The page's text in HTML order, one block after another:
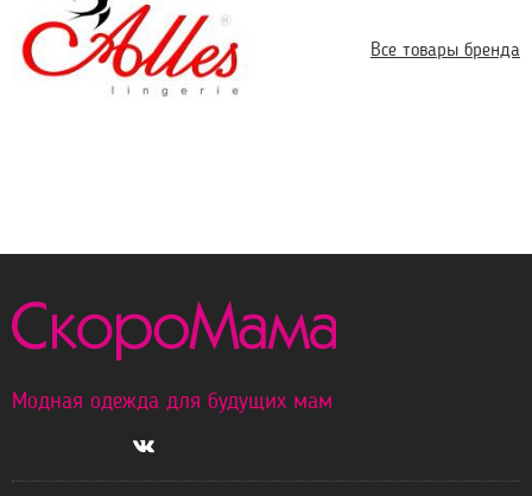
Все товары бренда
Модная одежда для будущих мам